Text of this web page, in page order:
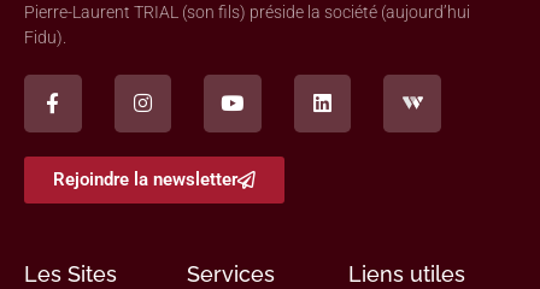
Pierre-Laurent TRIAL (son fils) préside la société (aujourd’hui
Fidu).
Rejoindre la newsletter
Les Sites Services Liens utiles